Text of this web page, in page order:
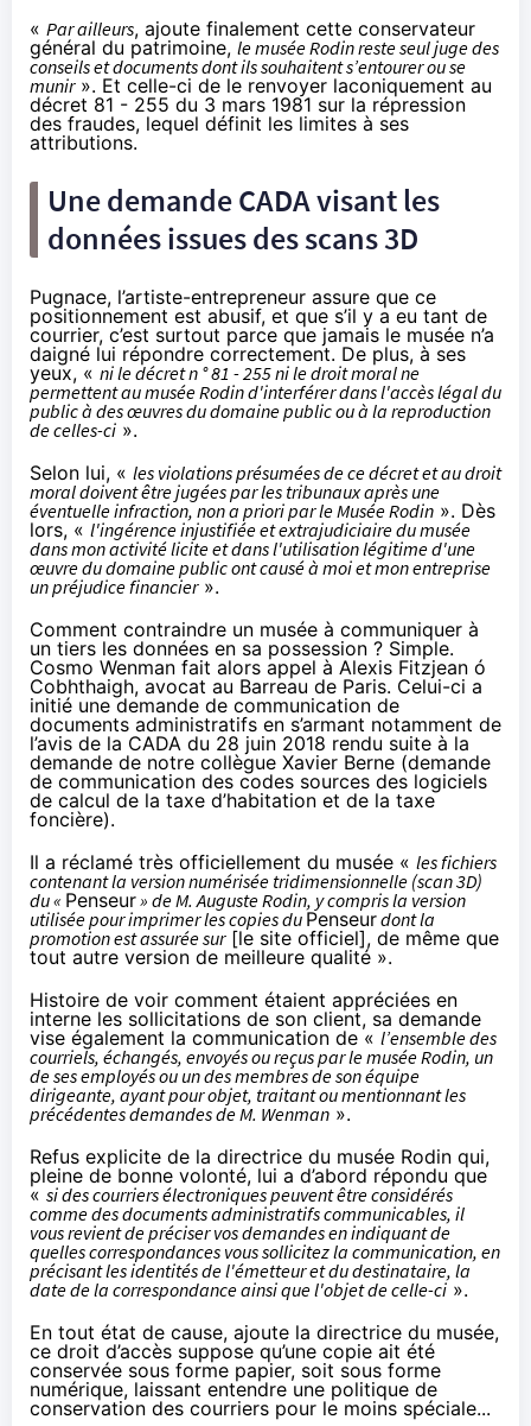
« Par ailleurs, ajoute finalement cette conservateur
général du patrimoine, le musée Rodin reste seul juge des
conseils et documents dont ils souhaitent s’entourer ou se
munir». Et celle-ci de le renvoyer laconiquement au
décret 81 - 255 du 3 mars 1981 sur la répression
des fraudes, lequel définit les limites à ses
attributions.
Une demande CADA visant les
données issues des scans 3D
Pugnace, l’artiste-entrepreneur assure que ce
positionnement est abusif, et que s’il y a eu tant de
courrier, c’est surtout parce que jamais le musée n’a
daigné lui répondre correctement. De plus, à ses
yeux, « ni le décret n ° 81 - 255 ni le droit moral ne
permettent au musée Rodin d'interférer dans l'accès légal du
public à des œuvres du domaine public ou à la reproduction
de celles-ci ».
Selon lui, « les violations présumées de ce décret et au droit
moral doivent être jugées par les tribunaux après une
éventuelle infraction, non a priori par le Musée Rodin ». Dès
lors, « l'ingérence injustifiée et extrajudiciaire du musée
dans mon activité licite et dans l'utilisation légitime d'une
œuvre du domaine public ont causé à moi et mon entreprise
un préjudice financier».
Comment contraindre un musée à communiquer à
un tiers les données en sa possession ? Simple.
Cosmo Wenman fait alors appel à Alexis Fitzjean ó
Cobhthaigh, avocat au Barreau de Paris. Celui-ci a
initié une demande de communication de
documents administratifs en s’armant notamment de
l’avis de la CADA du 28 juin 2018 rendu suite à la
demande de notre collègue Xavier Berne (demande
de communication des codes sources des logiciels
de calcul de la taxe d’habitation et de la taxe
foncière).
Il a réclamé très officiellement du musée « les fichiers
contenant la version numérisée tridimensionnelle (scan 3D)
du « Penseur» de M. Auguste Rodin, y compris la version
utilisée pour imprimer les copies du Penseurdont la
promotion est assurée sur [le site officiel], de même que
tout autre version de meilleure qualité ».
Histoire de voir comment étaient appréciées en
interne les sollicitations de son client, sa demande
vise également la communication de « l’ensemble des
courriels, échangés, envoyés ou reçus par le musée Rodin, un
de ses employés ou un des membres de son équipe
dirigeante, ayant pour objet, traitant ou mentionnant les
précédentes demandes de M. Wenman ».
Refus explicite de la directrice du musée Rodin qui,
pleine de bonne volonté, lui a d’abord répondu que
« si des courriers électroniques peuvent être considérés
comme des documents administratifs communicables, il
vous revient de préciser vos demandes en indiquant de
quelles correspondances vous sollicitez la communication, en
précisant les identités de l'émetteur et du destinataire, la
date de la correspondance ainsi que l'objet de celle-ci ».
En tout état de cause, ajoute la directrice du musée,
ce droit d’accès suppose qu’une copie ait été
conservée sous forme papier, soit sous forme
numérique, laissant entendre une politique de
conservation des courriers pour le moins spéciale...